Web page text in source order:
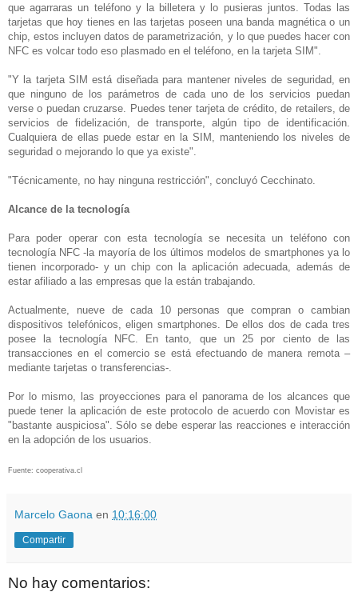
que agarraras un teléfono y la billetera y lo pusieras juntos. Todas las
tarjetas que hoy tienes en las tarjetas poseen una banda magnética o un
chip, estos incluyen datos de parametrización, y lo que puedes hacer con
NFC es volcar todo eso plasmado en el teléfono, en la tarjeta SIM".
"Y la tarjeta SIM está diseñada para mantener niveles de seguridad, en
que ninguno de los parámetros de cada uno de los servicios puedan
verse o puedan cruzarse. Puedes tener tarjeta de crédito, de retailers, de
servicios de fidelización, de transporte, algún tipo de identificación.
Cualquiera de ellas puede estar en la SIM, manteniendo los niveles de
seguridad o mejorando lo que ya existe".
"Técnicamente, no hay ninguna restricción", concluyó Cecchinato.
Alcance de la tecnología
Para poder operar con esta tecnología se necesita un teléfono con
tecnología NFC -la mayoría de los últimos modelos de smartphones ya lo
tienen incorporado- y un chip con la aplicación adecuada, además de
estar afiliado a las empresas que la están trabajando.
Actualmente, nueve de cada 10 personas que compran o cambian
dispositivos telefónicos, eligen smartphones. De ellos dos de cada tres
posee la tecnología NFC. En tanto, que un 25 por ciento de las
transacciones en el comercio se está efectuando de manera remota –
mediante tarjetas o transferencias-.
Por lo mismo, las proyecciones para el panorama de los alcances que
puede tener la aplicación de este protocolo de acuerdo con Movistar es
"bastante auspiciosa". Sólo se debe esperar las reacciones e interacción
en la adopción de los usuarios.
Fuente: cooperativa.cl
Marcelo Gaona en 10:16:00
Compartir
No hay comentarios: